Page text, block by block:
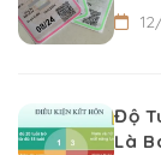
Độ
Là